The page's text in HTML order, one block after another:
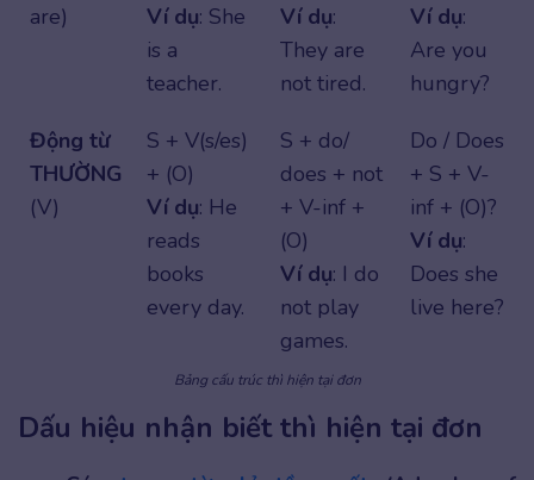
are)
Ví dụ: She
is a
teacher.
Ví dụ:
They are
not tired.
Ví dụ:
Are you
hungry?
Động từ
THƯỜNG
(V)
S + V(s/es)
+ (O)
Ví dụ: He
reads
books
every day.
S + do/
does + not
+ V-inf +
(O)
Ví dụ: I do
not play
games.
Do / Does
+ S + V-
inf + (O)?
Ví dụ:
Does she
live here?
Bảng cấu trúc thì hiện tại đơn
Dấu hiệu nhận biết thì hiện tại đơn